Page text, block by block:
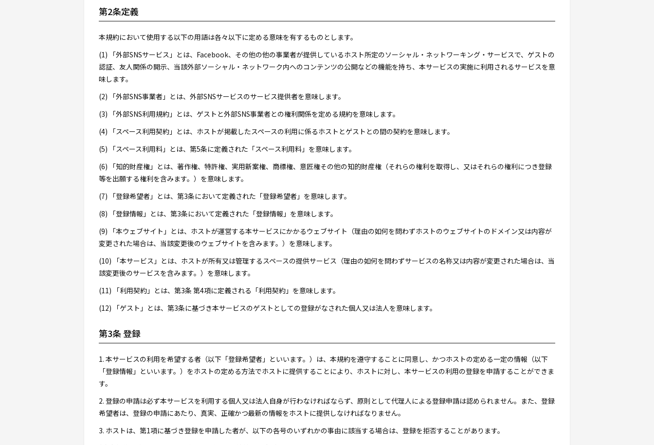
第2条定義
本規約において使用する以下の用語は各々以下に定める意味を有するものとします。
(1) 「外部SNSサービス」とは、Facebook、その他の他の事業者が提供しているホスト所定のソーシャル・ネットワーキング・サービスで、ゲストの
認証、友人関係の開示、当該外部ソーシャル・ネットワーク内へのコンテンツの公開などの機能を持ち、本サービスの実施に利用されるサービスを意
味します。
(2) 「外部SNS事業者」とは、外部SNSサービスのサービス提供者を意味します。
(3) 「外部SNS利用規約」とは、ゲストと外部SNS事業者との権利関係を定める規約を意味します。
(4) 「スペース利用契約」とは、ホストが掲載したスペースの利用に係るホストとゲストとの間の契約を意味します。
(5) 「スペース利用料」とは、第5条に定義された「スペース利用料」を意味します。
(6) 「知的財産権」とは、著作権、特許権、実用新案権、商標権、意匠権その他の知的財産権（それらの権利を取得し、又はそれらの権利につき登録
等を出願する権利を含みます。）を意味します。
(7) 「登録希望者」とは、第3条において定義された「登録希望者」を意味します。
(8) 「登録情報」とは、第3条において定義された「登録情報」を意味します。
(9) 「本ウェブサイト」とは、ホストが運営する本サービスにかかるウェブサイト（理由の如何を問わずホストのウェブサイトのドメイン又は内容が
変更された場合は、当該変更後のウェブサイトを含みます。）を意味します。
(10) 「本サービス」とは、ホストが所有又は管理するスペースの提供サービス（理由の如何を問わずサービスの名称又は内容が変更された場合は、当
該変更後のサービスを含みます。）を意味します。
(11) 「利用契約」とは、第3条 第4項に定義される「利用契約」を意味します。
(12) 「ゲスト」とは、第3条に基づき本サービスのゲストとしての登録がなされた個人又は法人を意味します。
第3条 登録
1. 本サービスの利用を希望する者（以下「登録希望者」といいます。）は、本規約を遵守することに同意し、かつホストの定める一定の情報（以下
「登録情報」といいます。）をホストの定める方法でホストに提供することにより、ホストに対し、本サービスの利用の登録を申請することができま
す。
2. 登録の申請は必ず本サービスを利用する個人又は法人自身が行わなければならず、原則として代理人による登録申請は認められません。また、登録
希望者は、登録の申請にあたり、真実、正確かつ最新の情報をホストに提供しなければなりません。
3. ホストは、第1項に基づき登録を申請した者が、以下の各号のいずれかの事由に該当する場合は、登録を拒否することがあります。